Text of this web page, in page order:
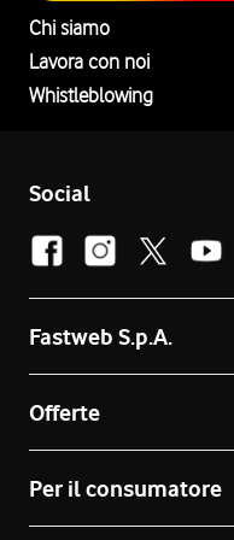
Chi siamo
Lavora con noi
Whistleblowing
Social
Fastweb S.p.A.
Offerte
Per il consumatore